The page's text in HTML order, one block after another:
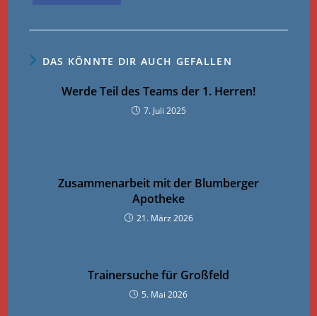
DAS KÖNNTE DIR AUCH GEFALLEN
Werde Teil des Teams der 1. Herren!
7. Juli 2025
Zusammenarbeit mit der Blumberger
Apotheke
21. März 2026
Trainersuche für Großfeld
5. Mai 2026